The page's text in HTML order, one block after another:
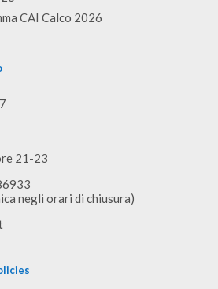
CAI Calco 2026
21-23
negli orari di chiusura)